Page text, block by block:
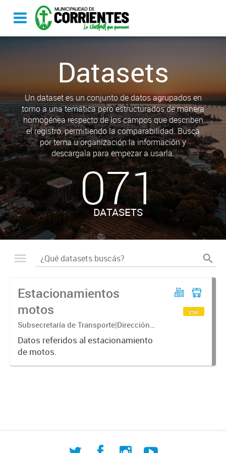
Datasets
Un dataset es un conjunto de datos agrupados en
torno a una temática pero estructurados de manera
homogénea respecto de los campos que describen
el registro, permitiendo la comparabilidad. Busca
por tema u organización la información y
descargala para empezar a usarla.
071
DATASETS
Estacionamientos
motos
Subsecretaría de Transporte|Dirección
General de Transporte Urbano|Dirección
de Estacionamiento Medido
Datos referidos al estacionamiento
de motos.
csv